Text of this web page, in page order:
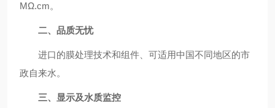
MΩ.cm。
二、品质无忧
进口的膜处理技术和组件、可适用中国不同地区的市
政自来水。
三、显示及水质监控